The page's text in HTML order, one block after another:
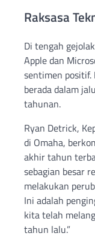
Raksasa
Di tengah
Apple dan
sentimen
berada dalam
tahunan.
Ryan Detrick,
di Omaha,
akhir tahun
sebagian besar
melakukan
Ini adalah
kita telah
tahun lalu.”